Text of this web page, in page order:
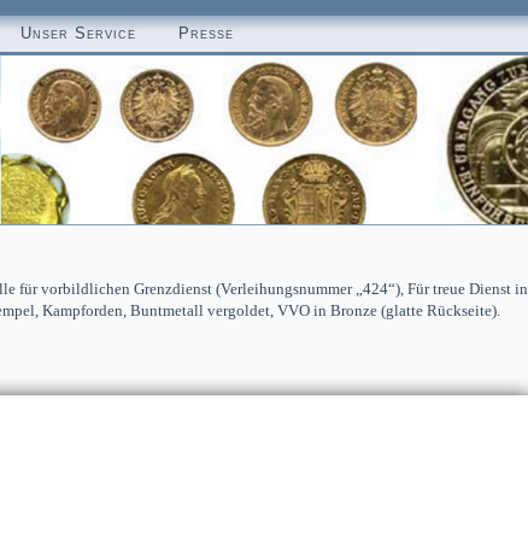
Unser Service Presse
für vorbildlichen Grenzdienst (Verleihungsnummer „424“), Für treue Dienst in
Kampforden, Buntmetall vergoldet, VVO in Bronze (glatte Rückseite).